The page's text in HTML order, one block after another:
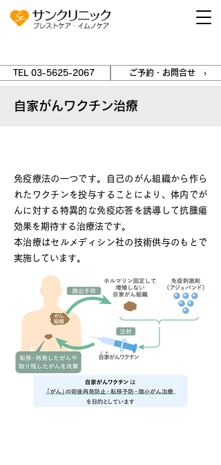
TEL 03-5625-2067 ご予約・お問合せ ›
自家がんワクチン治療
免疫療法の一つです。自己のがん組織から作ら
れたワクチンを投与することにより、体内でが
んに対する特異的な免疫応答を誘導して抗腫瘍
効果を期待する治療法です。
本治療はセルメディシン社の技術供与のもとで
実施しています。